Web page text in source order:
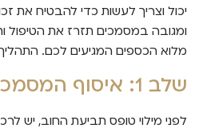
יכול וצריך לעשות כדי להבטיח את
ומגובה במסמכים תזרז את הטיפול
מלוא הכספים המגיעים לכם.
שלב 1: איסוף המסמכים הנדרשים
לפני מילוי טופס תביעת החוב, יש